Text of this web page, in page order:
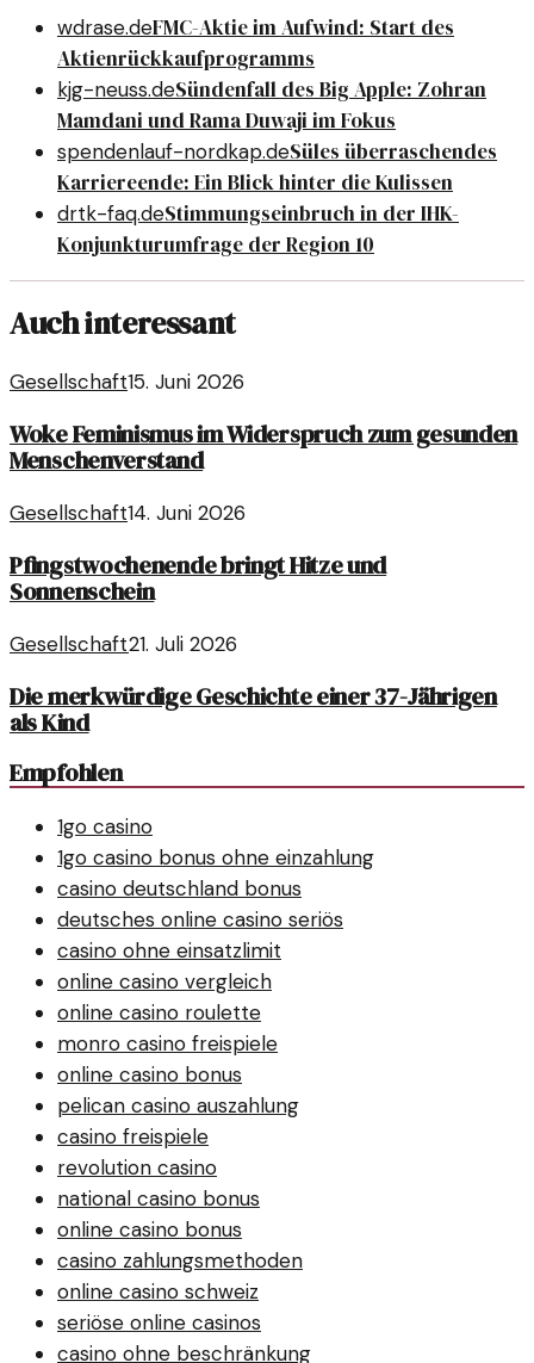
wdrase.deFMC-Aktie im Aufwind: Start des
Aktienrückkaufprogramms
kjg-neuss.deSündenfall des Big Apple: Zohran
Mamdani und Rama Duwaji im Fokus
spendenlauf-nordkap.deSüles überraschendes
Karriereende: Ein Blick hinter die Kulissen
drtk-faq.deStimmungseinbruch in der IHK-
Konjunkturumfrage der Region 10
Auch interessant
Gesellschaft15. Juni 2026
Woke Feminismus im Widerspruch zum gesunden
Menschenverstand
Gesellschaft14. Juni 2026
Pfingstwochenende bringt Hitze und
Sonnenschein
Gesellschaft21. Juli 2026
Die merkwürdige Geschichte einer 37-Jährigen
als Kind
Empfohlen
1go casino
1go casino bonus ohne einzahlung
casino deutschland bonus
deutsches online casino seriös
casino ohne einsatzlimit
online casino vergleich
online casino roulette
monro casino freispiele
online casino bonus
pelican casino auszahlung
casino freispiele
revolution casino
national casino bonus
online casino bonus
casino zahlungsmethoden
online casino schweiz
seriöse online casinos
casino ohne beschränkung